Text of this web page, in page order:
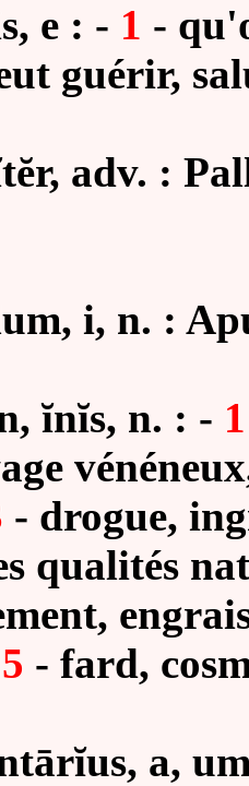
e : - 1 -
guérir,
adv. :
i, n. :
ĭnĭs, n. : - 1
- drogue,
qualités
5 - fard,
a,